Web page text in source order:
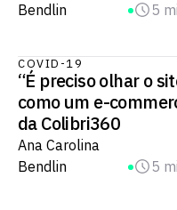
Bendlin
5
COVID-19
“É preciso olhar o
como um e-
da Colibri360
Ana Carolina
Bendlin
5